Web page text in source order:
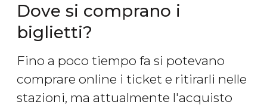
Dove si comprano i
biglietti?
Fino a poco tiempo fa si potevano
comprare online i ticket e ritirarli nelle
stazioni, ma attualmente l'acquisto